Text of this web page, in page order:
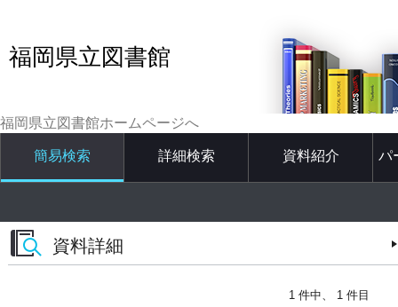
福岡県立図書館
福岡県立図書館ホームページへ
簡易検索 詳細検索 資料紹介 パ
資料詳細
1 件中、 1 件目